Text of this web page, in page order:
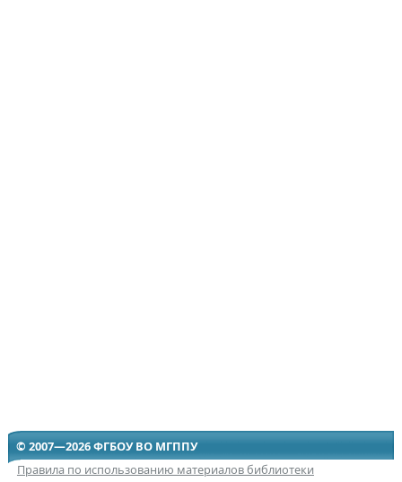
© 2007—2026 ФГБОУ ВО МГППУ
Правила по использованию материалов библиотеки